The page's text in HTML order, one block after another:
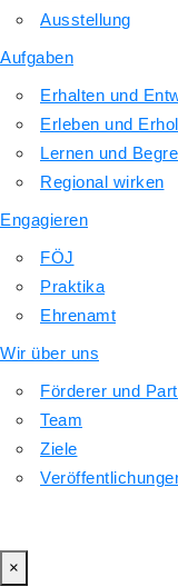
Ausstellung
Aufgaben
Erhalten und
Erleben und
Lernen und
Regional wirken
Engagieren
FÖJ
Praktika
Ehrenamt
Wir über uns
Förderer und
Team
Ziele
×